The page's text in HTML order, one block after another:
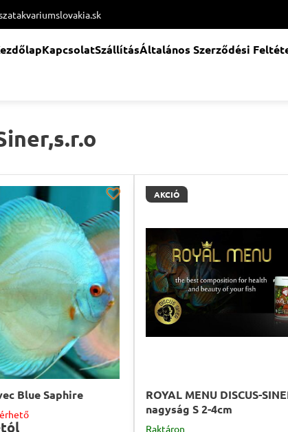
KapcsolatSzállításÁltalános Szerződési
Blue Saphire
tól
AKCIÓ
ROYAL MENU DISCUS-
nagyság S 2-4cm
Raktáron